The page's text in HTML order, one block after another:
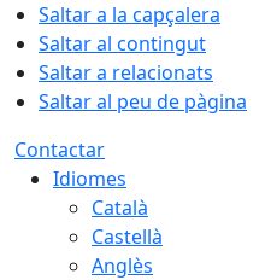
Saltar a la capçalera
Saltar al contingut
Saltar a relacionats
Saltar al peu de pàgina
Contactar
Idiomes
Català
Castellà
Anglès